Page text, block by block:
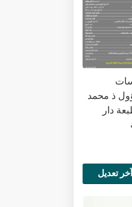
المسؤول ذ محمد
دار
تعديل